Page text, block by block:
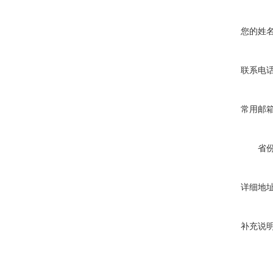
您的姓
联系电
常用邮
省
详细地
补充说